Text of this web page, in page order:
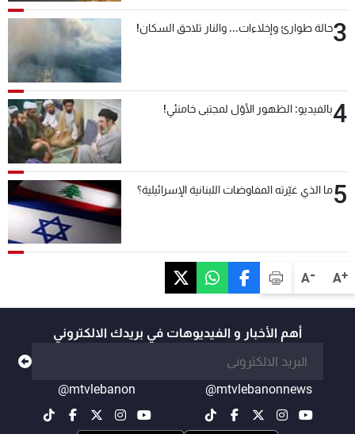
A+
A-
3حالة طوارئ وإخلاءات... والنار تلاحق السكان!
4بالفيديو: الظهور الأوّل لمجتبى خامنئي!
5ما الذي غيّرته المفاوضات اللبنانية الإسرائيلية؟
أهم الأخبار و الفيديوهات في بريدك الالكتروني
@mtvlebanonnews
@mtvlebanon